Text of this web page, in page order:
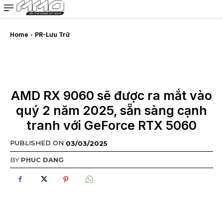
MMOSITE - Thông tin công nghệ
Bài viết nổi bật
Home PR-Lưu Trữ
AMD RX 9060 sẽ được ra mắt vào
quý 2 năm 2025, sẵn sàng cạnh
tranh với GeForce RTX 5060
PUBLISHED ON 03/03/2025
BY PHUC DANG